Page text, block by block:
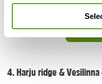
unieke
4. Harju ridge &